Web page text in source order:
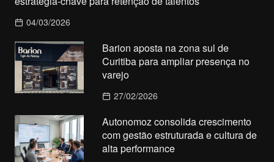
04/03/2026
Barion aposta na zona sul de
Curitiba para ampliar presença no
varejo
27/02/2026
Autonomoz consolida crescimento
com gestão estruturada e cultura de
alta performance